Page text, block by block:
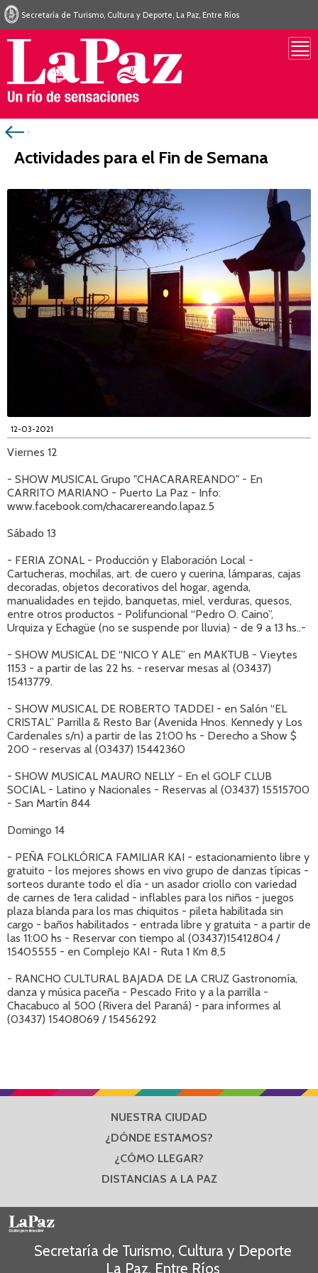
Secretaría de Turismo, Cultura y Deporte, La Paz, Entre Ríos
Actividades para el Fin de Semana
12-03-2021
Viernes 12
- SHOW MUSICAL Grupo "CHACARAREANDO" - En
CARRITO MARIANO - Puerto La Paz - Info:
www.facebook.com/chacarereando.lapaz.5
Sábado 13
- FERIA ZONAL - Producción y Elaboración Local -
Cartucheras, mochilas, art. de cuero y cuerina, lámparas, cajas
decoradas, objetos decorativos del hogar, agenda,
manualidades en tejido, banquetas, miel, verduras, quesos,
entre otros productos - Polifuncional “Pedro O. Caino”,
Urquiza y Echagüe (no se suspende por lluvia) - de 9 a 13 hs..-
- SHOW MUSICAL DE “NICO Y ALE” en MAKTUB - Vieytes
1153 - a partir de las 22 hs. - reservar mesas al (03437)
15413779.
- SHOW MUSICAL DE ROBERTO TADDEI - en Salón “EL
CRISTAL” Parrilla & Resto Bar (Avenida Hnos. Kennedy y Los
Cardenales s/n) a partir de las 21:00 hs - Derecho a Show $
200 - reservas al (03437) 15442360
- SHOW MUSICAL MAURO NELLY - En el GOLF CLUB
SOCIAL - Latino y Nacionales - Reservas al (03437) 15515700
- San Martín 844
Domingo 14
- PEÑA FOLKLÓRICA FAMILIAR KAI - estacionamiento libre y
gratuito - los mejores shows en vivo grupo de danzas típicas -
sorteos durante todo el día - un asador criollo con variedad
de carnes de 1era calidad - inflables para los niños - juegos
plaza blanda para los mas chiquitos - pileta habilitada sin
cargo - baños habilitados - entrada libre y gratuita - a partir de
las 11:00 hs - Reservar con tiempo al (03437)15412804 /
15405555 - en Complejo KAI - Ruta 1 Km 8,5
- RANCHO CULTURAL BAJADA DE LA CRUZ Gastronomía,
danza y música paceña - Pescado Frito y a la parrilla -
Chacabuco al 500 (Rivera del Paraná) - para informes al
(03437) 15408069 / 15456292
NUESTRA CIUDAD
¿DÓNDE ESTAMOS?
¿CÓMO LLEGAR?
DISTANCIAS A LA PAZ
Secretaría de Turismo, Cultura y Deporte
La Paz, Entre Ríos